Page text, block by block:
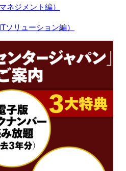
ネジメント編）
リューション編）